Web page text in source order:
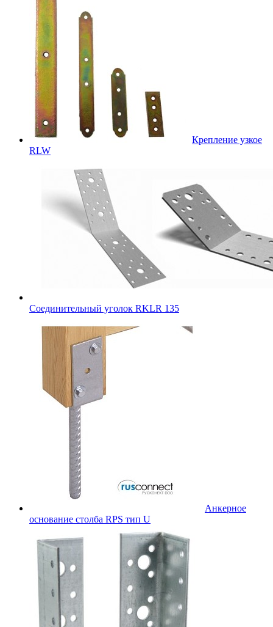
Крепление узкое
RLW
Соединительный уголок RKLR 135
Анкерное
основание столба RPS тип U